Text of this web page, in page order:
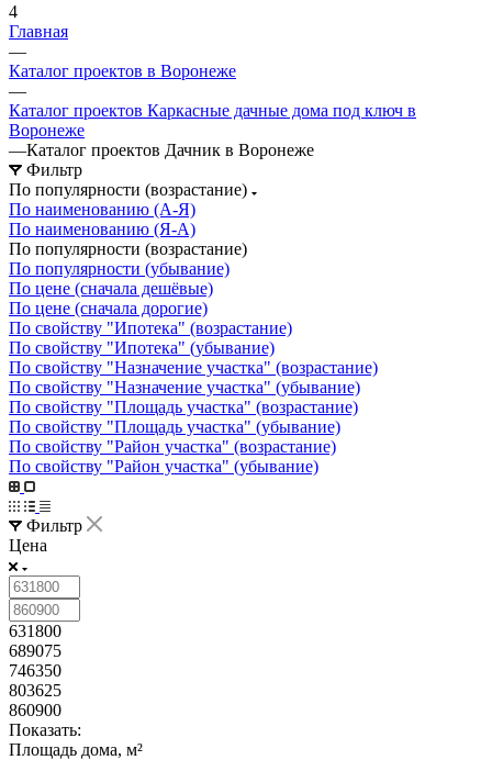
4
Главная
—
Каталог проектов в Воронеже
—
Каталог проектов Каркасные дачные дома под ключ в
Воронеже
—Каталог проектов Дачник в Воронеже
Фильтр
По популярности (возрастание)
По наименованию (А-Я)
По наименованию (Я-А)
По популярности (возрастание)
По популярности (убывание)
По цене (сначала дешёвые)
По цене (сначала дорогие)
По свойству "Ипотека" (возрастание)
По свойству "Ипотека" (убывание)
По свойству "Назначение участка" (возрастание)
По свойству "Назначение участка" (убывание)
По свойству "Площадь участка" (возрастание)
По свойству "Площадь участка" (убывание)
По свойству "Район участка" (возрастание)
По свойству "Район участка" (убывание)
Фильтр
Цена
631800
689075
746350
803625
860900
Показать:
Площадь дома, м²